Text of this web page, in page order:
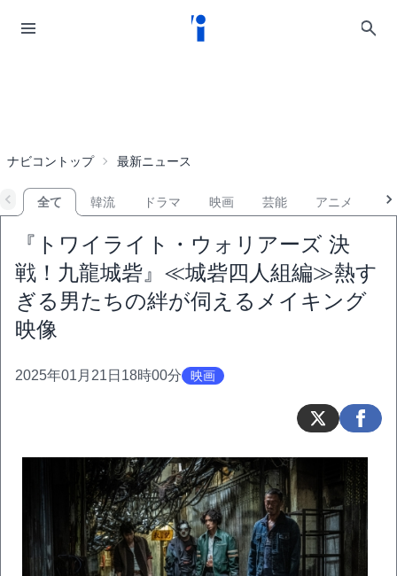
ナビコントップ 最新ニュース
全て 韓流 ドラマ 映画 芸能 アニメ
『トワイライト・ウォリアーズ 決
戦！九龍城砦』≪城砦四人組編≫熱す
ぎる男たちの絆が伺えるメイキング
映像
2025年01月21日18時00分 映画